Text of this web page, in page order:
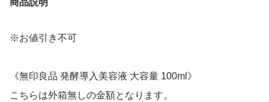
商品説明
※お値引き不可
《無印良品 発酵導入美容液 大容量 100ml》
こちらは外箱無しの金額となります。